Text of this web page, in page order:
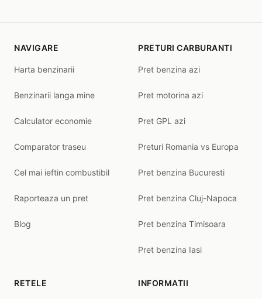
NAVIGARE
Harta benzinarii
Benzinarii langa mine
Calculator economie
Comparator traseu
Cel mai ieftin combustibil
Raporteaza un pret
Blog
PRETURI CARBURANTI
Pret benzina azi
Pret motorina azi
Pret GPL azi
Preturi Romania vs Europa
Pret benzina Bucuresti
Pret benzina Cluj-Napoca
Pret benzina Timisoara
Pret benzina Iasi
RETELE INFORMATII